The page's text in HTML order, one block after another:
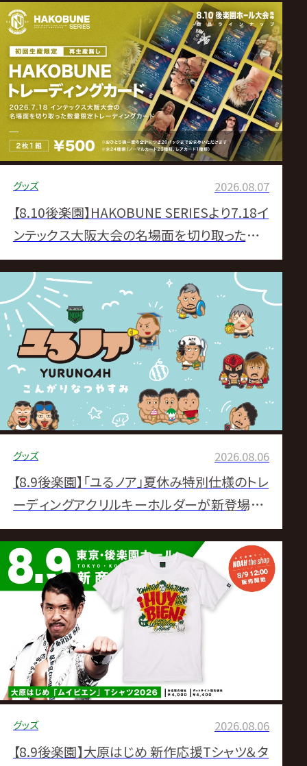
ャツ全6種が一挙登場！
グッズ 2026.08.07
【8.10後楽園】HAKOBUNE SERIESより7.18イ
ンテックス大阪大会の名場面を切り取ったトレ
ーディングカード登場！
グッズ 2026.08.06
【8.9後楽園】「ユるノア」夏休み特別仕様のトレ
ーディングアクリルキーホルダーが新登場！さ
らに通販限定で特典付きコンプリートセットも
発売決定！
グッズ 2026.08.06
【8.9後楽園】大原はじめ 新作応援Tシャツ＆タ